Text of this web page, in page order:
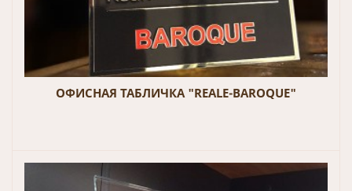
ОФИСНАЯ ТАБЛИЧКА "REALE-BAROQUE"